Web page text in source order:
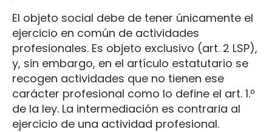
El objeto social debe de tener únicamente el
ejercicio en común de actividades
profesionales. Es objeto exclusivo (art. 2 LSP),
y, sin embargo, en el artículo estatutario se
recogen actividades que no tienen ese
carácter profesional como lo define el art. 1.º
de la ley. La intermediación es contraria al
ejercicio de una actividad profesional.